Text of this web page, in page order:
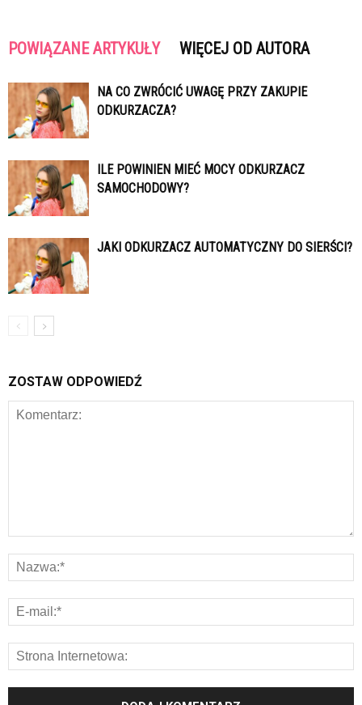
POWIĄZANE ARTYKUŁY WIĘCEJ OD AUTORA
NA CO ZWRÓCIĆ UWAGĘ PRZY ZAKUPIE
ODKURZACZA?
ILE POWINIEN MIEĆ MOCY ODKURZACZ
SAMOCHODOWY?
JAKI ODKURZACZ AUTOMATYCZNY DO SIERŚCI?
ZOSTAW ODPOWIEDŹ